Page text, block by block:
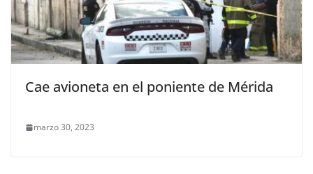
Cae avioneta en el poniente de Mérida
marzo 30, 2023